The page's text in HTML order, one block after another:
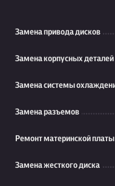
Замена привода дисков
Замена корпусных деталей
Замена системы
Замена разъемов
Ремонт материнской платы
Замена жесткого диска